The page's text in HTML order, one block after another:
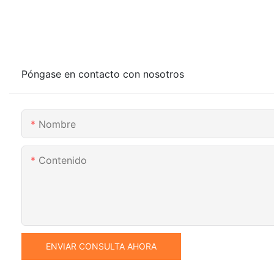
Póngase en contacto con nosotros
Nombre
Contenido
ENVIAR CONSULTA AHORA